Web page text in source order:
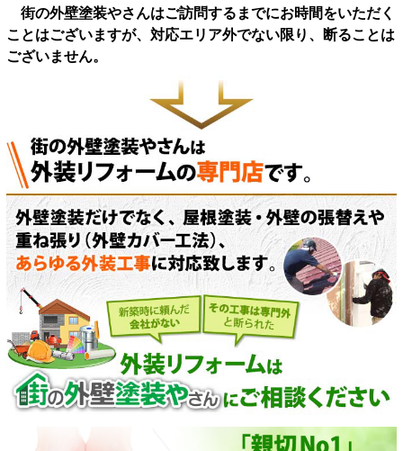
街の外壁塗装やさんはご訪問するまでにお時間をいただく
ことはございますが、対応エリア外でない限り、断ることは
ございません。